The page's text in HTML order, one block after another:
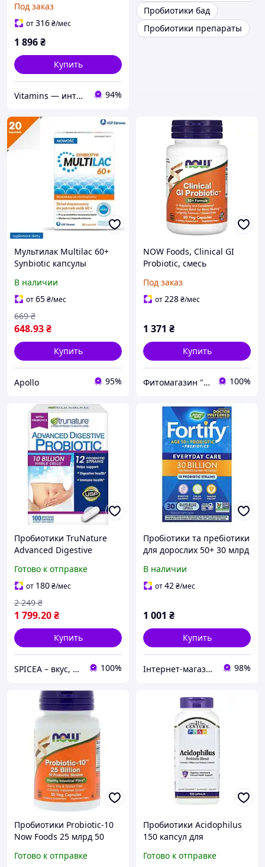
культур) 30 млрд живых
культур 30 капсул
Под заказ
от316₴/мес
1 896₴
Купить
Vitamins — интернет-магазин витаминов и минералов 94%
Пробиотики бад
Пробиотики препараты
Мультилак Multilac 60+
Synbiotic капсулы
20 шт для людей 60+,
микрофлора кишечника,
после антибиотиков
В наличии
от65₴/мес
648.93₴
669 ₴
Купить
Apollo 95%
NOW Foods, Clinical GI
Probiotic, смесь
пищеварения, для людей
старше 50 лет, 60
Под заказ
от228₴/мес
1 371 ₴
Купить
Фитомагазин "Beautiful Life" 100%
Пробиотики TruNature
Advanced Digestive
здоровья кишечника и
улучшения пищеварения
Готово к отправке
от 180₴/мес
1 799.20₴
2 249 ₴
Купить
SPICEA – вкус, который вдохновляет на кулинарные шедевры! 100%
Пробіотики та пребіотики
для дорослих 50+ 30 млрд
капсули Fortify Nature's
Way
В наличии
от42₴/мес
1 001 ₴
Купить
Інтернет-магазин спортивного харчування у Вінниці «Kings Nutrition» 98%
Пробиотики Probiotic-10
Now Foods 25 млрд 50
Готово к отправке
Пробиотики Acidophilus
150 капсул для
глютена и ГМО
Готово к отправке